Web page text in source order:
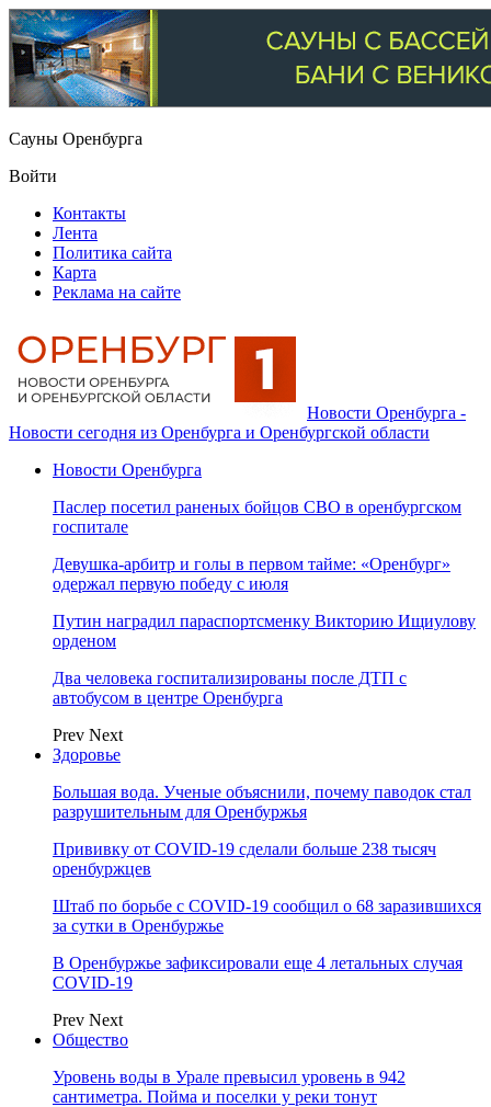
Сауны Оренбурга
Войти
Контакты
Лента
Политика сайта
Карта
Реклама на сайте
Новости Оренбурга -
Новости сегодня из Оренбурга и Оренбургской области
Новости Оренбурга
Паслер посетил раненых бойцов СВО в оренбургском
госпитале
Девушка-арбитр и голы в первом тайме: «Оренбург»
одержал первую победу с июля
Путин наградил параспортсменку Викторию Ищиулову
орденом
Два человека госпитализированы после ДТП с
автобусом в центре Оренбурга
Prev Next
Здоровье
Большая вода. Ученые объяснили, почему паводок стал
разрушительным для Оренбуржья
Прививку от COVID-19 сделали больше 238 тысяч
оренбуржцев
Штаб по борьбе с СOVID-19 сообщил о 68 заразившихся
за сутки в Оренбуржье
В Оренбуржье зафиксировали еще 4 летальных случая
COVID-19
Prev Next
Общество
Уровень воды в Урале превысил уровень в 942
сантиметра. Пойма и поселки у реки тонут